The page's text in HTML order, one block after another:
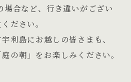
合など、行き違いがござい
ださい。
利島にお越しの皆さまも、
の朝」をお楽しみください。